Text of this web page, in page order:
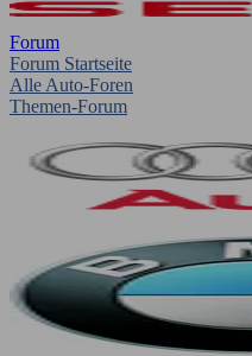
Forum
Forum Startseite
Alle Auto-Foren
Themen-Forum